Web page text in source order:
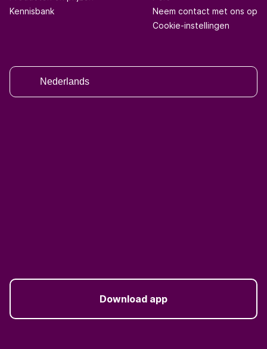
Kennisbank
Neem contact met ons op
Cookie-instellingen
Nederlands
Download app